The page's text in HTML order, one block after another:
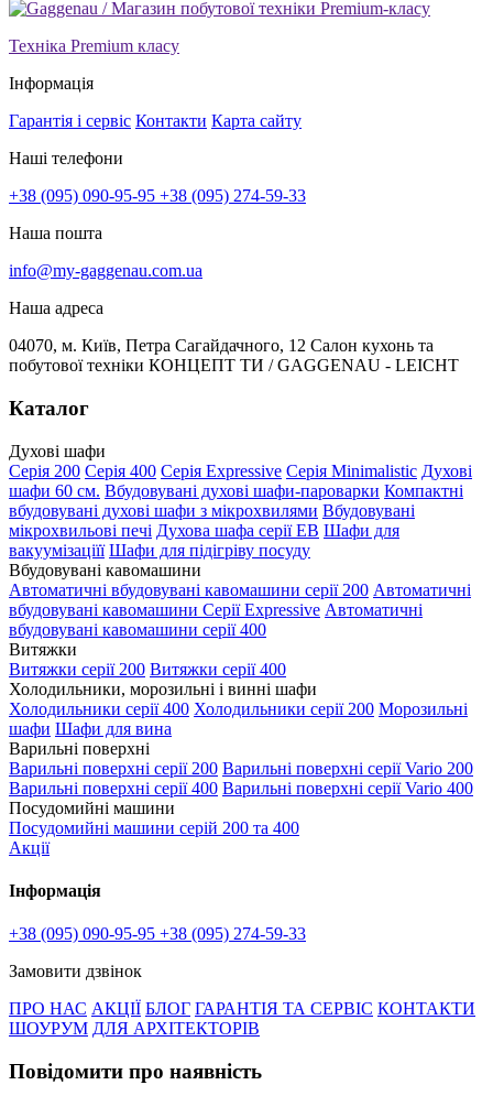
Техніка Premium класу
Інформація
Гарантія і сервіс Контакти Карта сайту
Наші телефони
+38 (095) 090-95-95 +38 (095) 274-59-33
Наша пошта
info@my-gaggenau.com.ua
Наша адреса
04070, м. Київ, Петра Сагайдачного, 12 Салон кухонь та
побутової техніки КОНЦЕПТ ТИ / GAGGENAU - LEICHT
Каталог
Духові шафи
Серія 200 Серія 400 Серія Expressive Серія Minimalistic Духові
шафи 60 см. Вбудовувані духові шафи-пароварки Компактні
вбудовувані духові шафи з мікрохвилями Вбудовувані
мікрохвильові печі Духова шафа серії EB Шафи для
вакуумізаціїї Шафи для підігріву посуду
Вбудовувані кавомашини
Автоматичні вбудовувані кавомашини серії 200 Автоматичні
вбудовувані кавомашини Серії Expressive Автоматичні
вбудовувані кавомашини серії 400
Витяжки
Витяжки серії 200 Витяжки серії 400
Холодильники, морозильні і винні шафи
Холодильники серії 400 Холодильники серії 200 Морозильні
шафи Шафи для вина
Варильні поверхні
Варильні поверхні серії 200 Варильні поверхні серії Vario 200
Варильні поверхні серії 400 Варильні поверхні серії Vario 400
Посудомийні машини
Посудомийні машини серій 200 та 400
Акції
Інформація
+38 (095) 090-95-95 +38 (095) 274-59-33
Замовити дзвінок
ПРО НАС АКЦІЇ БЛОГ ГАРАНТІЯ ТА СЕРВІС КОНТАКТИ
ШОУРУМ ДЛЯ АРХІТЕКТОРІВ
Повідомити про наявність